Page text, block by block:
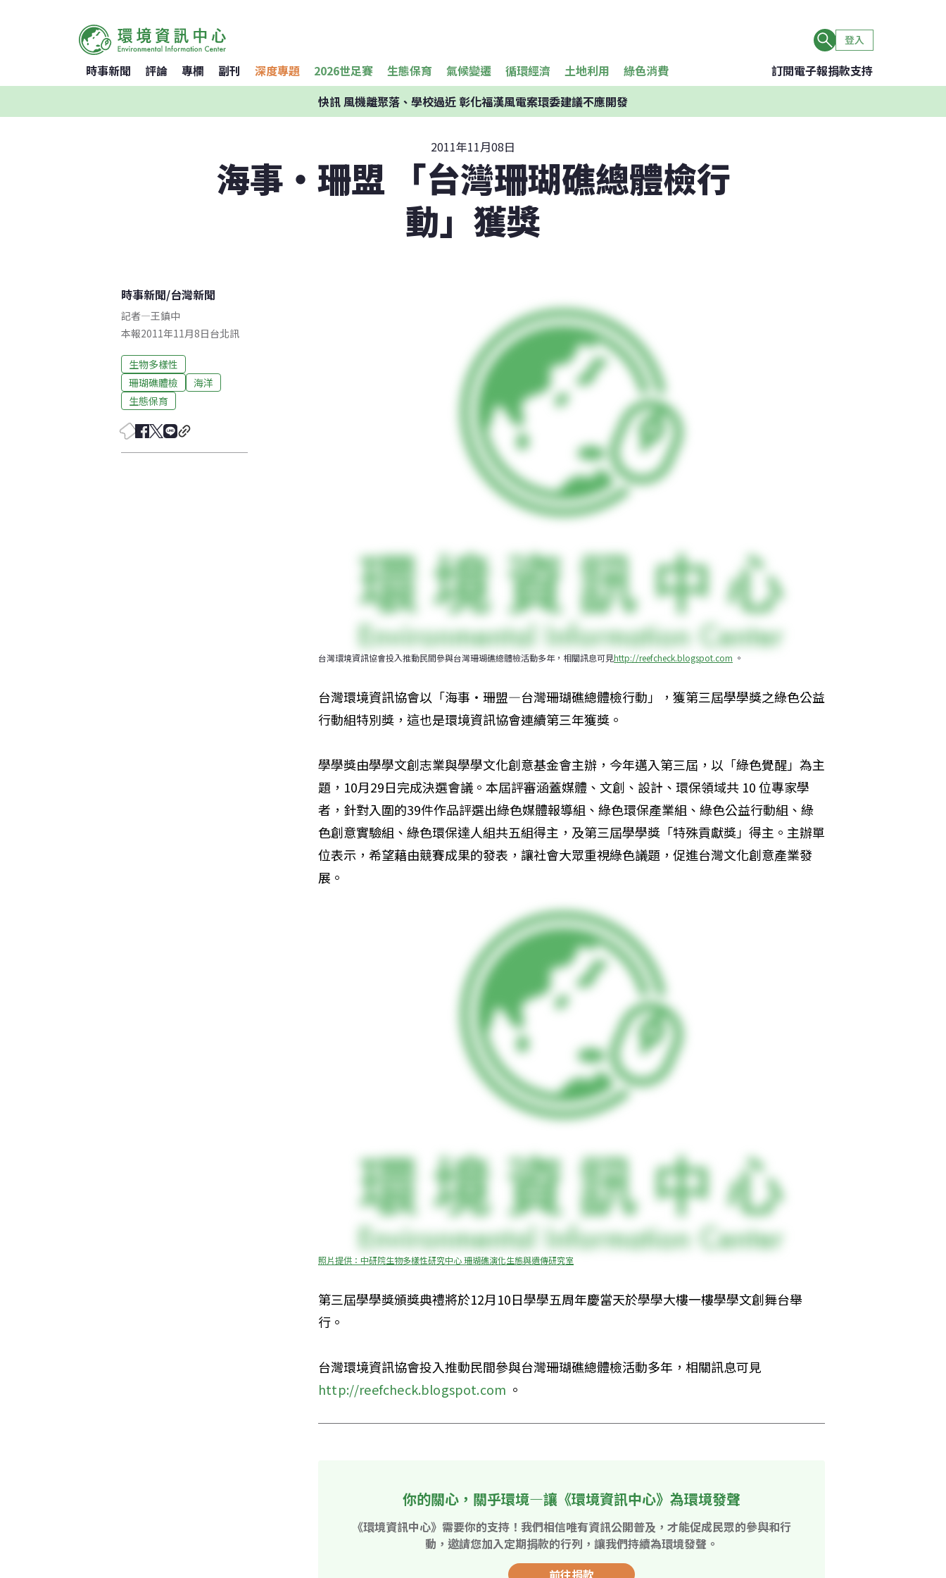
登入
時事新聞 評論 專欄 副刊 深度專題 2026世足賽 生態保育 氣候變遷 循環經濟 土地利用 綠色消費 訂閱電子報捐款支持
快訊風機離聚落、學校過近 彰化福漢風電案環委建議不應開發
2011年11月08日
海事‧珊盟 「台灣珊瑚礁總體檢行
動」獲獎
時事新聞/台灣新聞
記者—王鎮中
本報2011年11月8日台北訊
生物多樣性
珊瑚礁體檢
海洋
生態保育
台灣環境資訊協會投入推動民間參與台灣珊瑚礁總體檢活動多年，相關訊息可見http://reefcheck.blogspot.com 。
台灣環境資訊協會以「海事‧珊盟—台灣珊瑚礁總體檢行動」，獲第三屆學學獎之綠色公益
行動組特別獎，這也是環境資訊協會連續第三年獲獎。
學學獎由學學文創志業與學學文化創意基金會主辦，今年邁入第三屆，以「綠色覺醒」為主
題，10月29日完成決選會議。本屆評審涵蓋媒體、文創、設計、環保領域共 10 位專家學
者，針對入圍的39件作品評選出綠色媒體報導組、綠色環保產業組、綠色公益行動組、綠
色創意實驗組、綠色環保達人組共五組得主，及第三屆學學獎「特殊貢獻獎」得主。主辦單
位表示，希望藉由競賽成果的發表，讓社會大眾重視綠色議題，促進台灣文化創意產業發
展。
照片提供：中研院生物多樣性研究中心 珊瑚礁演化生態與遺傳研究室
第三屆學學獎頒獎典禮將於12月10日學學五周年慶當天於學學大樓一樓學學文創舞台舉
行。
台灣環境資訊協會投入推動民間參與台灣珊瑚礁總體檢活動多年，相關訊息可見
http://reefcheck.blogspot.com 。
你的關心，關乎環境—讓《環境資訊中心》為環境發聲
《環境資訊中心》需要你的支持！我們相信唯有資訊公開普及，才能促成民眾的參與和行
動，邀請您加入定期捐款的行列，讓我們持續為環境發聲。